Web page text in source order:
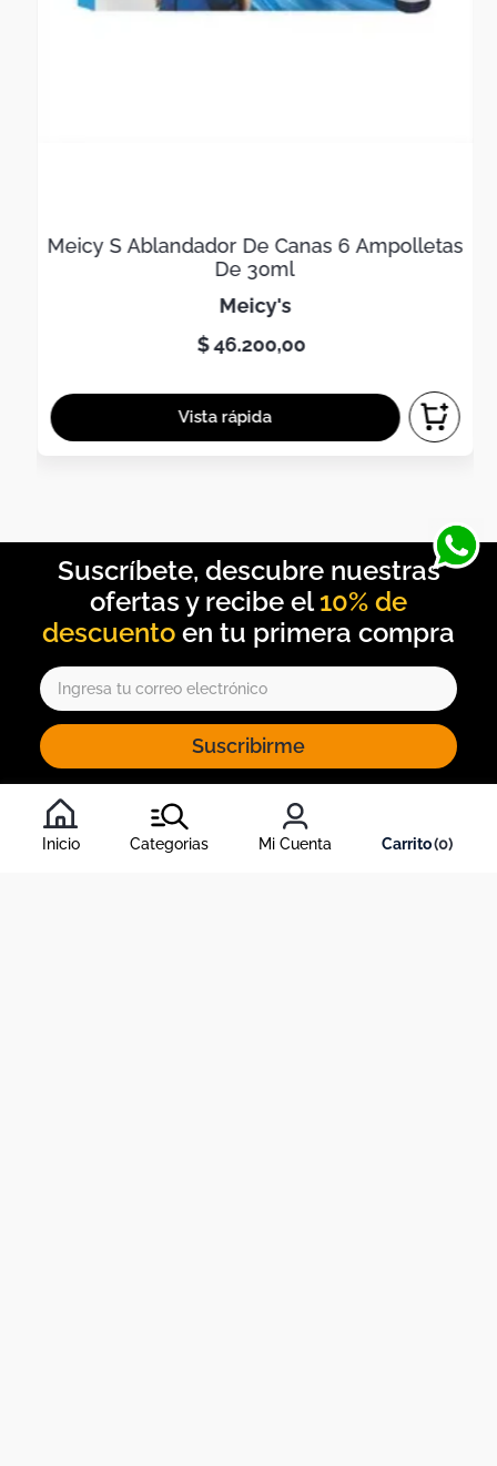
Inicio Categorias Mi Cuenta 0
Meicy S Ablandador De Canas 6 Ampolletas
De 30ml
meicy's
$46.200,00
10% de
descuento
Suscribirme
Al inscribirte al newsletter, aceptas nuestros
condiciones
, y nuestrapolítica de tratamiento de información